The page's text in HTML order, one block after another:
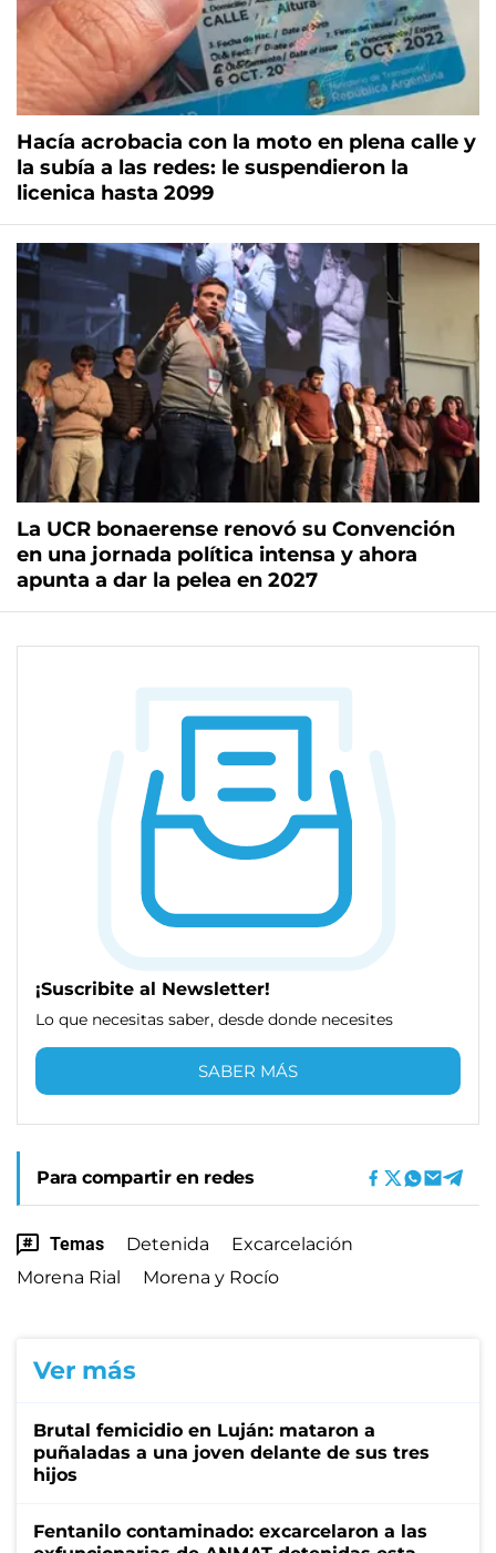
Hacía acrobacia con la moto en plena calle y
la subía a las redes: le suspendieron la
licenica hasta 2099
La UCR bonaerense renovó su Convención
en una jornada política intensa y ahora
apunta a dar la pelea en 2027
¡Suscribite al Newsletter!
Lo que necesitas saber, desde donde necesites
SABER MÁS
Para compartir en redes
Temas Detenida
Excarcelación
Morena Rial
Morena y Rocío
Ver más
Brutal femicidio en Luján: mataron a
puñaladas a una joven delante de sus tres
hijos
Fentanilo contaminado: excarcelaron a las